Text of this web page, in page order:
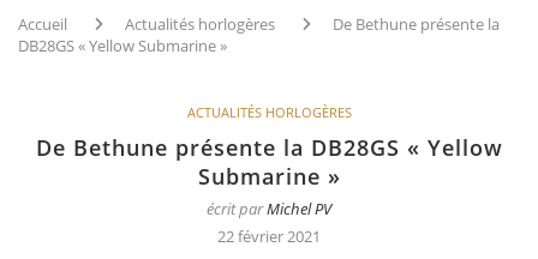
Accueil Actualités horlogères
De Bethune présente la
DB28GS « Yellow Submarine »
ACTUALITÉS HORLOGÈRES
De Bethune présente la DB28GS « Yellow
Submarine »
écrit parMichel PV
22 février 2021